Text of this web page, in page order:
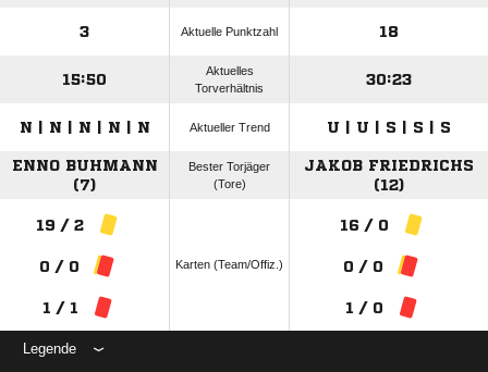
3 Aktuelle Punktzahl 18
15:50
Aktuelles
Torverhältnis
30:23
N | N | N | N | N Aktueller Trend U | U | S | S | S
ENNO BUHMANN
(7)
Bester Torjäger
(Tore)
JAKOB FRIEDRICHS
(12)
19 / 2
0 / 0
1 / 1
Karten (Team/Offiz.)
16 / 0
0 / 0
1 / 0
Legende